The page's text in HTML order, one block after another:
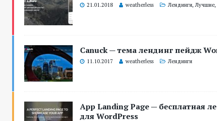
21.01.2018 weatherless Лендинги,Лучшие,
Canuck — тема лендинг пейдж
11.10.2017 weatherless Лендинги
App Landing Page — бесплатная
для WordPress